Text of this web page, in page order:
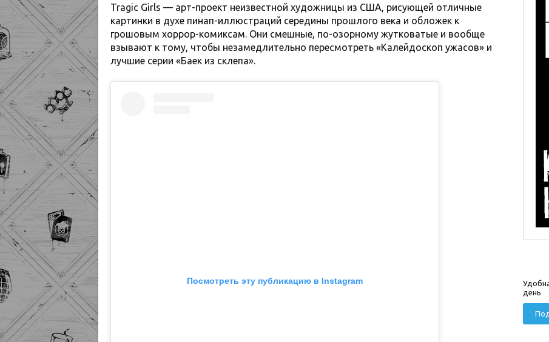
Tragic Girls — арт-проект неизвестной художницы из США, рисующей отличные
картинки в духе пинап-иллюстраций середины прошлого века и обложек к
грошовым хоррор-комиксам. Они смешные, по-озорному жутковатые и вообще
взывают к тому, чтобы незамедлительно пересмотреть «Калейдоскоп ужасов» и
лучшие серии «Баек из склепа».
Посмотреть эту публикацию в Instagram
день